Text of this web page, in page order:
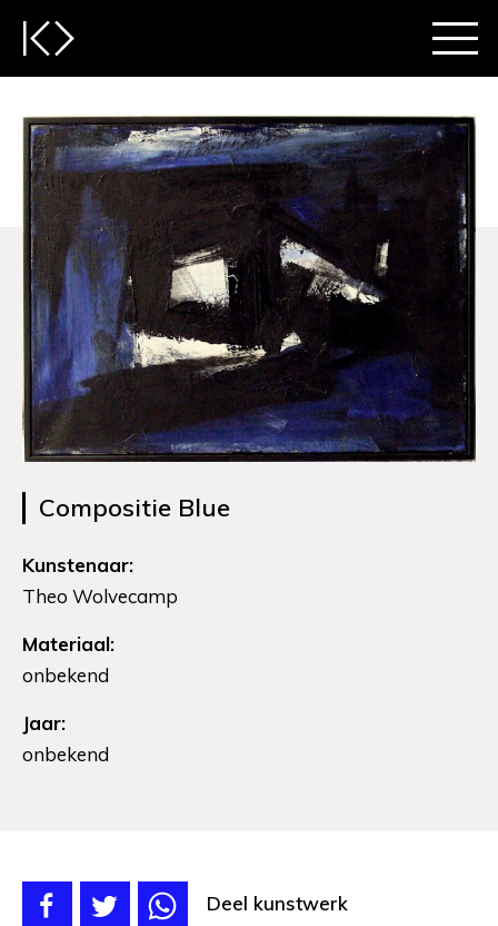
Compositie Blue
Kunstenaar:
Theo Wolvecamp
Materiaal:
onbekend
Jaar:
onbekend
Deel kunstwerk